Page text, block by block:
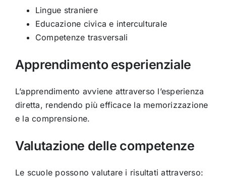
Lingue straniere
Educazione civica e interculturale
Competenze trasversali
Apprendimento esperienziale
L’apprendimento avviene attraverso l’esperienza
diretta, rendendo più efficace la memorizzazione
e la comprensione.
Valutazione delle competenze
Le scuole possono valutare i risultati attraverso: